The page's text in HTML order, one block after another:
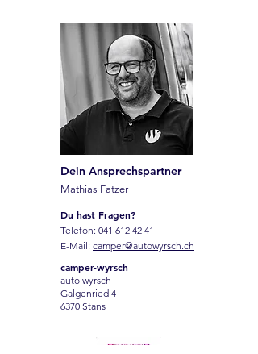
Dein Ansprechspartner
Mathias Fatzer
Du hast Fragen?
Telefon: 041 612 42 41
E-Mail: camper@autowyrsch.ch
camper-wyrsch
auto wyrsch
Galgenried 4
6370 Stans